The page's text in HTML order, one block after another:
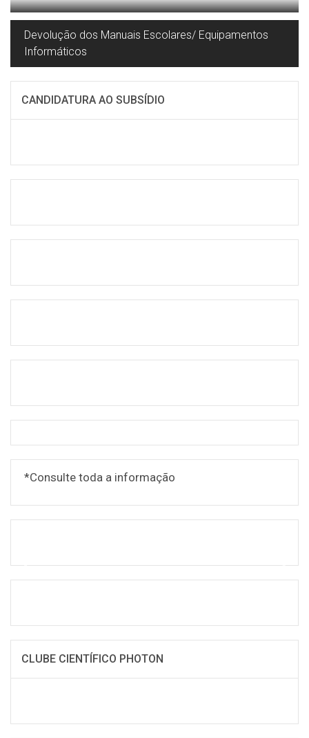
Devolução dos Manuais Escolares/ Equipamentos
Informáticos
CANDIDATURA AO SUBSÍDIO
*Consulte toda a informação
CLUBE CIENTÍFICO PHOTON